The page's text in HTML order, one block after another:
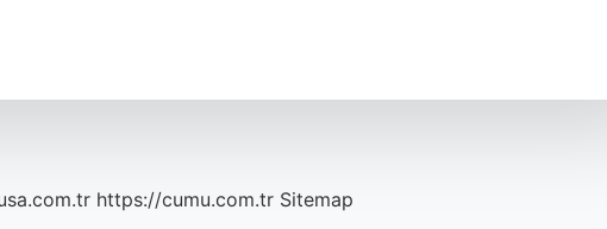
https://cumu.com.tr Sitemap